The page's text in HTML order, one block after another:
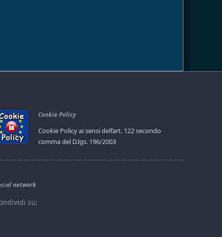
Cookie Policy
Cookie Policy ai sensi dell’art. 122 secondo
comma del D.lgs. 196/2003
network
su: